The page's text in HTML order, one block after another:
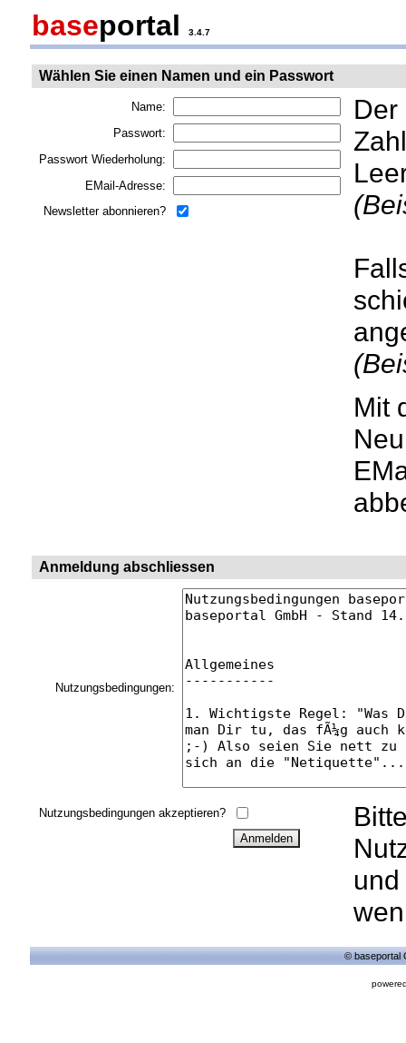
baseportal 3.4.7
Wählen Sie einen Namen und ein Passwort
Name:
Passwort:
Passwort Wiederholung:
EMail-Adresse:
Newsletter abonnieren?
Der
Mit
Anmeldung abschliessen
Nutzungsbedingungen:
Nutzungsbedingungen akzeptieren?
© baseportal